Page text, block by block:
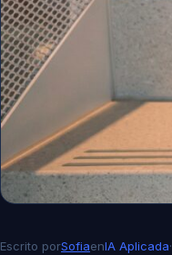
Escrito porSofiaenIA Aplicada·